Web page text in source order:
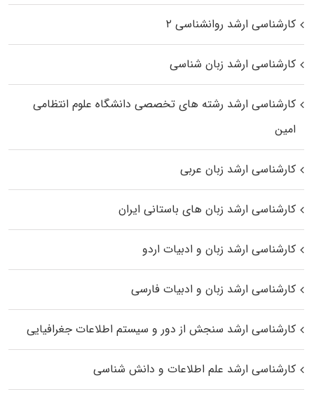
کارشناسی ارشد روانشناسی ۲
کارشناسی ارشد زبان شناسی
کارشناسی ارشد رﺷﺘﻪ ﻫﺎی تخصصی داﻧﺸﮕﺎه ﻋﻠﻮم انتظامی
اﻣﻴﻦ
کارشناسی ارشد زبان عربی
کارشناسی ارشد زبان‌ های باستانی ایران
کارشناسی ارشد زبان و ادبیات اردو
کارشناسی ارشد زبان و ادبیات فارسی
کارشناسی ارشد سنجش از دور و سیستم اطلاعات جغرافیایی
کارشناسی ارشد علم اطلاعات و دانش شناسی